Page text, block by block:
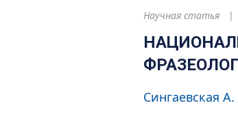
Научная статья
Сингаевская А.